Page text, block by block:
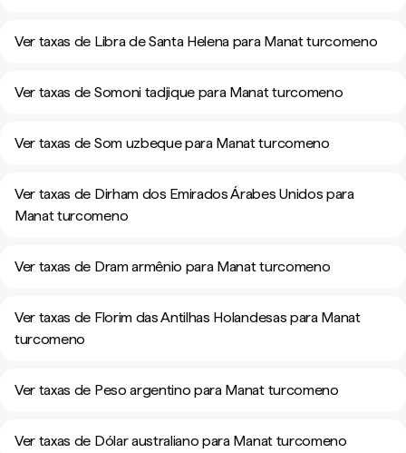
Ver taxas de Libra de Santa Helena para Manat turcomeno
Ver taxas de Somoni tadjique para Manat turcomeno
Ver taxas de Som uzbeque para Manat turcomeno
Ver taxas de Dirham dos Emirados Árabes Unidos para
Manat turcomeno
Ver taxas de Dram armênio para Manat turcomeno
Ver taxas de Florim das Antilhas Holandesas para Manat
turcomeno
Ver taxas de Peso argentino para Manat turcomeno
Ver taxas de Dólar australiano para Manat turcomeno